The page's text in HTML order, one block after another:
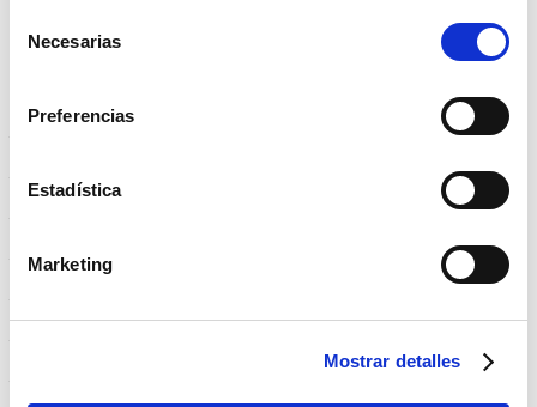
Necesarias
Preferencias
Estadística
Marketing
Mostrar detalles
la potencia de la estufa es 2000W. Es girable y fácilmente
desplazable.
– Reflector: 535×100 mm(H)